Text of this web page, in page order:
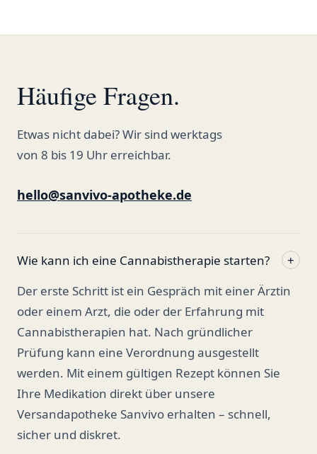
Häufige Fragen.
Etwas nicht dabei? Wir sind werktags
von 8 bis 19 Uhr erreichbar.
hello@sanvivo-apotheke.de
Wie kann ich eine Cannabistherapie starten?
+
Der erste Schritt ist ein Gespräch mit einer Ärztin
oder einem Arzt, die oder der Erfahrung mit
Cannabistherapien hat. Nach gründlicher
Prüfung kann eine Verordnung ausgestellt
werden. Mit einem gültigen Rezept können Sie
Ihre Medikation direkt über unsere
Versandapotheke Sanvivo erhalten – schnell,
sicher und diskret.